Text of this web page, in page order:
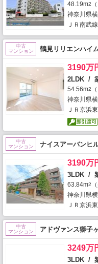
48.19m2
神奈川県
ＪＲ南武
中古
マンション
鶴見リリエンハイ
3190万
2LDK /
54.56m2
神奈川県
ＪＲ京浜
中古
マンション
ナイスアーバンヒ
3190万
3LDK /
63.84m2
神奈川県
ＪＲ京浜
中古
マンション
アドヴァンス獅子
3249万
3LDK /